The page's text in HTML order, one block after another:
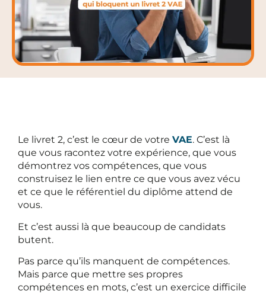
Le livret 2, c’est le cœur de votre VAE. C’est là
que vous racontez votre expérience, que vous
démontrez vos compétences, que vous
construisez le lien entre ce que vous avez vécu
et ce que le référentiel du diplôme attend de
vous.
Et c’est aussi là que beaucoup de candidats
butent.
Pas parce qu’ils manquent de compétences.
Mais parce que mettre ses propres
compétences en mots, c’est un exercice difficile